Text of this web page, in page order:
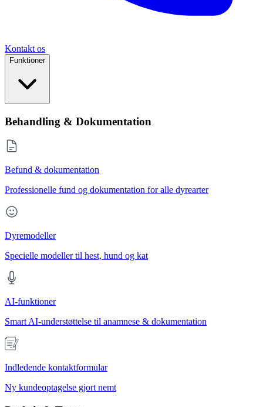
Kontakt os
Funktioner
Behandling & Dokumentation
Befund & dokumentation
Professionelle fund og dokumentation for alle dyrearter
Dyremodeller
Specielle modeller til hest, hund og kat
AI-funktioner
Smart AI-understøttelse til anamnese & dokumentation
Indledende kontaktformular
Ny kundeoptagelse gjort nemt